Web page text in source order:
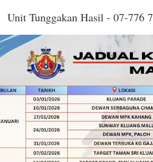
Tunggakan Hasil - 07-776